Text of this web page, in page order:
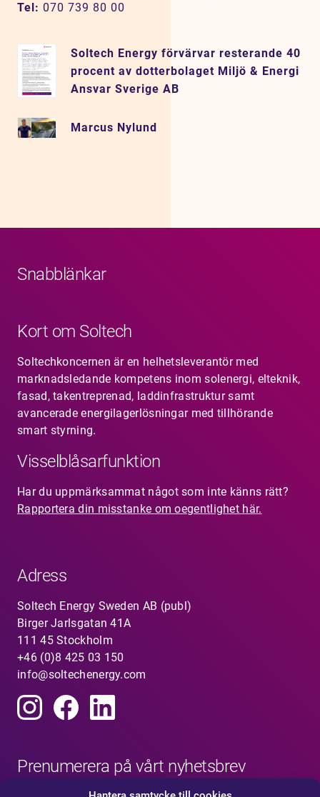
Tel: 070 739 80 00
Soltech Energy förvärvar resterande 40
procent av dotterbolaget Miljö & Energi
Ansvar Sverige AB
Marcus Nylund
Snabblänkar
Kort om Soltech
Soltechkoncernen är en helhetsleverantör med
marknadsledande kompetens inom solenergi, elteknik,
fasad, takentreprenad, laddinfrastruktur samt
avancerade energilagerlösningar med tillhörande
smart styrning.
Visselblåsarfunktion
Har du uppmärksammat något som inte känns rätt?
Rapportera din misstanke om oegentlighet här.
Adress
Soltech Energy Sweden AB (publ)
Birger Jarlsgatan 41A
111 45 Stockholm
+46 (0)8 425 03 150
info@soltechenergy.com
Prenumerera på vårt nyhetsbrev